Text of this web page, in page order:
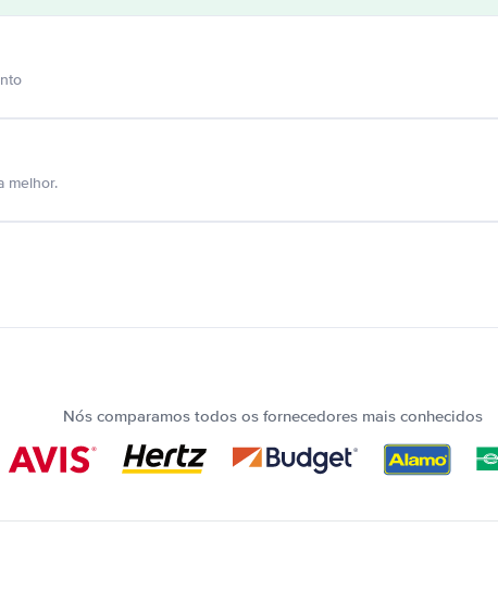
melhor.
Nós comparamos todos os fornecedores mais conhecidos